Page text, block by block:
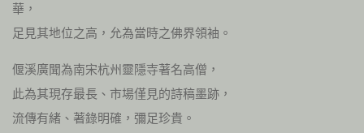
華，
足見其地位之高，允為當時之佛界領袖。
偃溪廣聞為南宋杭州靈隱寺著名高僧，
此為其現存最長、市場僅見的詩稿墨跡，
流傳有緒、著錄明確，彌足珍貴。